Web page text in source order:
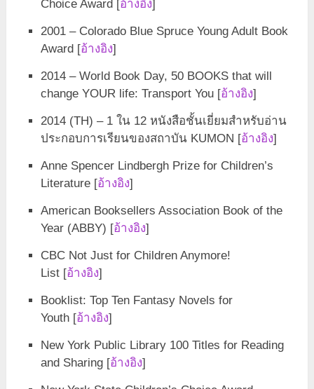
Choice Award [อ้างอิง]
2001 – Colorado Blue Spruce Young Adult Book
Award [อ้างอิง]
2014 – World Book Day, 50 BOOKS that will
change YOUR life: Transport You [อ้างอิง]
2014 (TH) – 1 ใน 12 หนังสือชั้นเยี่ยมสำหรับอ่าน
ประกอบการเรียนของสถาบัน KUMON [อ้างอิง]
Anne Spencer Lindbergh Prize for Children’s
Literature [อ้างอิง]
American Booksellers Association Book of the
Year (ABBY) [อ้างอิง]
CBC Not Just for Children Anymore!
List [อ้างอิง]
Booklist: Top Ten Fantasy Novels for
Youth [อ้างอิง]
New York Public Library 100 Titles for Reading
and Sharing [อ้างอิง]